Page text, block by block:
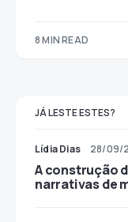
8 MIN READ
JÁ LESTE ESTES?
Lídia Dias 28/09/
A construção
narrativas de